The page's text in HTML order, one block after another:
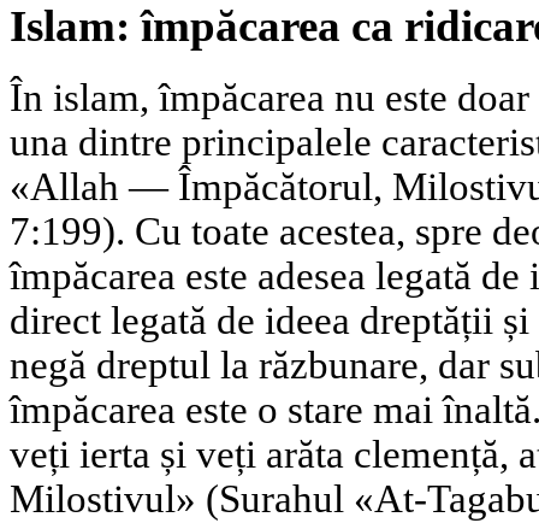
Islam: împăcarea ca
În islam, împăcarea nu este
una dintre principalele
«Allah — Împăcătorul,
7:199). Cu toate acestea, spre
împăcarea este adesea legată
direct legată de ideea dreptății
negă dreptul la răzbunare, dar
împăcarea este o stare mai
veți ierta și veți arăta
Milostivul» (Surahul «At-